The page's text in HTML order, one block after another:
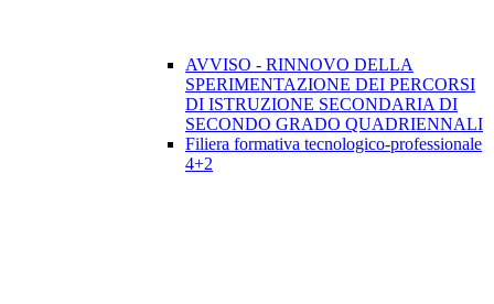
AVVISO - RINNOVO DELLA
SPERIMENTAZIONE DEI PERCORSI
DI ISTRUZIONE SECONDARIA DI
SECONDO GRADO QUADRIENNALI
Filiera formativa tecnologico-professionale
4+2